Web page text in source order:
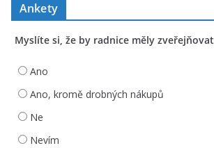
Ankety
Myslíte si, že by radnice měly
Ano
Ano, kromě drobných nákupů
Ne
Nevím